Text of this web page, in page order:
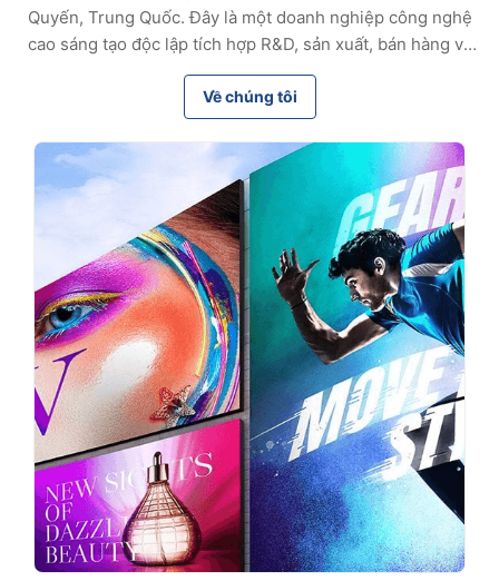
Quyến, Trung Quốc. Đây là một doanh nghiệp công nghệ
cao sáng tạo độc lập tích hợp R&D, sản xuất, bán hàng và
dịch vụ cho thiết bị sản xuất đầu nối cáp quang. Với 17 năm
kinh nghiệm, chúng tôi cung cấp cho khách hàng toàn cầu
các thiết bị hiệu suất cao và các giải pháp phù hợp, giành
được sự tin tưởng lâu dài thông qua chất lượng đáng tin cậy
và dịch vụ hiệu quả.
Về chúng tôi